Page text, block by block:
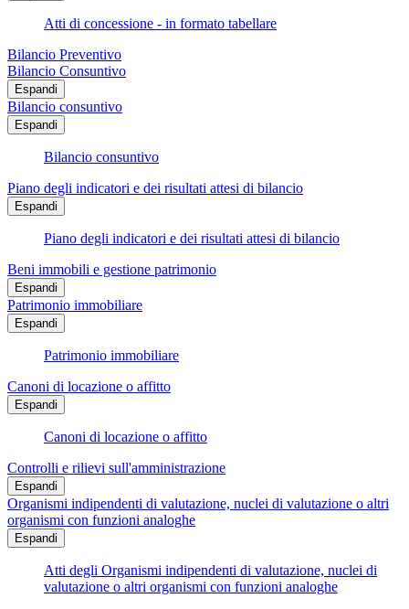
Atti di concessione - in formato tabellare
Bilancio Preventivo
Bilancio Consuntivo
Espandi
Bilancio consuntivo
Espandi
Bilancio consuntivo
Piano degli indicatori e dei risultati attesi di bilancio
Espandi
Piano degli indicatori e dei risultati attesi di bilancio
Beni immobili e gestione patrimonio
Espandi
Patrimonio immobiliare
Espandi
Patrimonio immobiliare
Canoni di locazione o affitto
Espandi
Canoni di locazione o affitto
Controlli e rilievi sull'amministrazione
Espandi
Organismi indipendenti di valutazione, nuclei di valutazione o altri
organismi con funzioni analoghe
Espandi
Atti degli Organismi indipendenti di valutazione, nuclei di
valutazione o altri organismi con funzioni analoghe